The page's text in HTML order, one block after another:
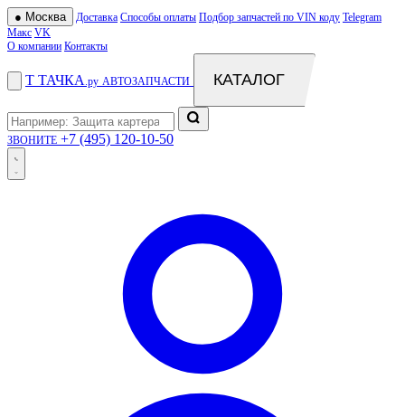
● Москва Доставка Способы оплаты Подбор запчастей по VIN коду Telegram
Макс VK
О компании Контакты
Т ТАЧКА .ру АВТОЗАПЧАСТИ КАТАЛОГ
ЗВОНИТЕ +7 (495) 120-10-50